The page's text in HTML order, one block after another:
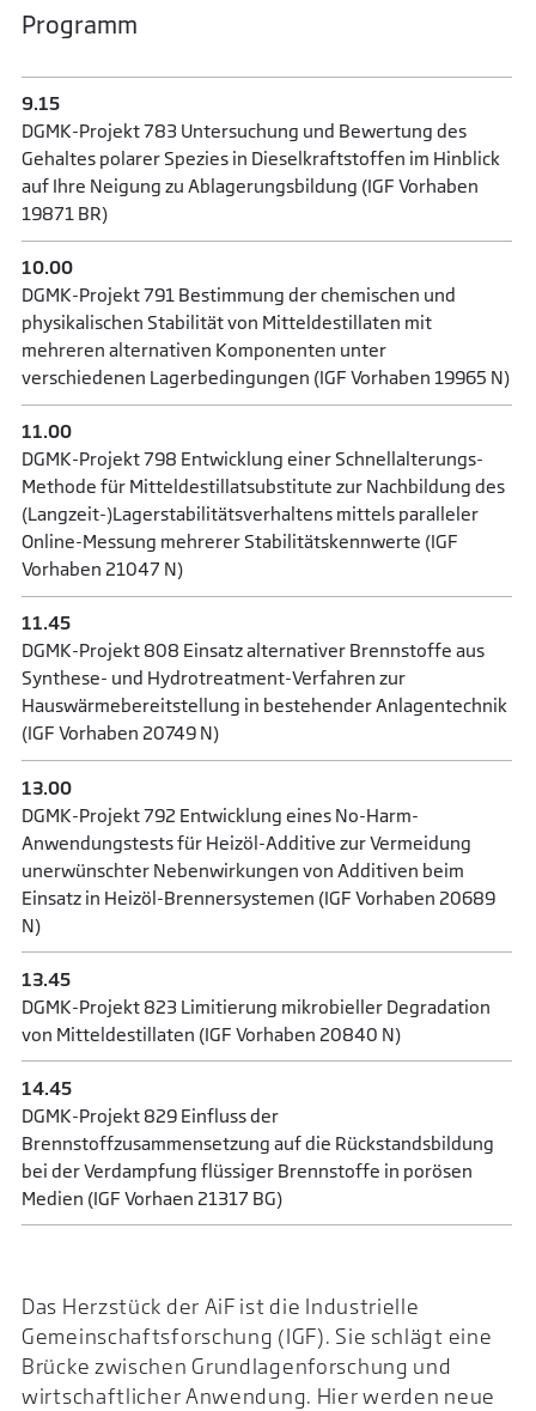
Programm
9.15
DGMK-Projekt 783 Untersuchung und Bewertung des
Gehaltes polarer Spezies in Dieselkraftstoffen im Hinblick
auf Ihre Neigung zu Ablagerungsbildung (IGF Vorhaben
19871 BR)
10.00
DGMK-Projekt 791 Bestimmung der chemischen und
physikalischen Stabilität von Mitteldestillaten mit
mehreren alternativen Komponenten unter
verschiedenen Lagerbedingungen (IGF Vorhaben 19965 N)
11.00
DGMK-Projekt 798 Entwicklung einer Schnellalterungs-
Methode für Mitteldestillatsubstitute zur Nachbildung des
(Langzeit-)Lagerstabilitätsverhaltens mittels paralleler
Online-Messung mehrerer Stabilitätskennwerte (IGF
Vorhaben 21047 N)
11.45
DGMK-Projekt 808 Einsatz alternativer Brennstoffe aus
Synthese- und Hydrotreatment-Verfahren zur
Hauswärmebereitstellung in bestehender Anlagentechnik
(IGF Vorhaben 20749 N)
13.00
DGMK-Projekt 792 Entwicklung eines No-Harm-
Anwendungstests für Heizöl-Additive zur Vermeidung
unerwünschter Nebenwirkungen von Additiven beim
Einsatz in Heizöl-Brennersystemen (IGF Vorhaben 20689
N)
13.45
DGMK-Projekt 823 Limitierung mikrobieller Degradation
von Mitteldestillaten (IGF Vorhaben 20840 N)
14.45
DGMK-Projekt 829 Einfluss der
Brennstoffzusammensetzung auf die Rückstandsbildung
bei der Verdampfung flüssiger Brennstoffe in porösen
Medien (IGF Vorhaen 21317 BG)
Das Herzstück der AiF ist die Industrielle
Gemeinschaftsforschung (IGF). Sie schlägt eine
Brücke zwischen Grundlagenforschung und
wirtschaftlicher Anwendung. Hier werden neue